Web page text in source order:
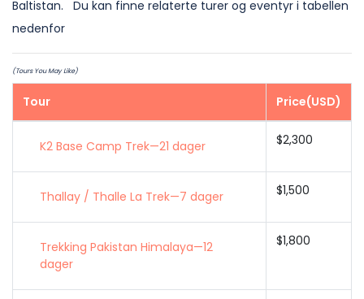
Baltistan.
Du kan finne relaterte turer og eventyr i tabellen
nedenfor
(Tours You May Like)
Tour Price(USD)
K2 Base Camp Trek—21 dager $2,300
Thallay / Thalle La Trek—7 dager $1,500
Trekking Pakistan Himalaya—12
dager
$1,800